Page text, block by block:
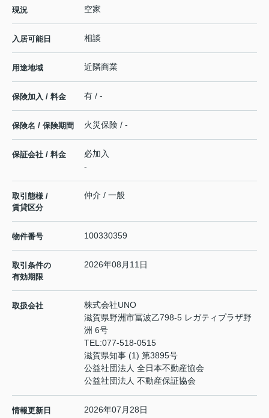
現況 空家
入居可能日 相談
用途地域 近隣商業
保険加入 / 料金 有 / -
保険名 / 保険期間 火災保険 / -
保証会社 / 料金
必加入
-
取引態様 /
賃貸区分
仲介 / 一般
物件番号 100330359
取引条件の
有効期限
2026年08月11日
取扱会社
株式会社UNO
滋賀県野洲市冨波乙798-5 レガティプラザ野
洲 6号
TEL:077-518-0515
滋賀県知事 (1) 第3895号
公益社団法人 全日本不動産協会
公益社団法人 不動産保証協会
情報更新日 2026年07月28日